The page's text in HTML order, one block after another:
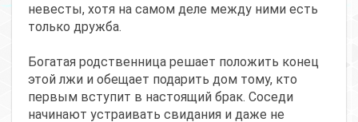
невесты, хотя на самом деле между ними есть
только дружба.
Богатая родственница решает положить конец
этой лжи и обещает подарить дом тому, кто
первым вступит в настоящий брак. Соседи
начинают устраивать свидания и даже не